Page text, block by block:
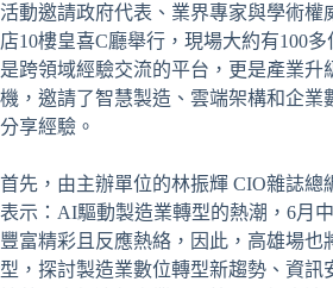
活動邀請政府代表、業界專家與學術權
店10樓皇喜C廳舉行，現場大約有100
是跨領域經驗交流的平台，更是產業升
機，邀請了智慧製造、雲端架構和企業
分享經驗。
首先，由主辦單位的林振輝 CIO雜誌總
表示：AI驅動製造業轉型的熱潮，6月
豐富精彩且反應熱絡，因此，高雄場也
型，探討製造業數位轉型新趨勢、資訊